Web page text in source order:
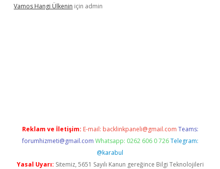
Vamos Hangi Ülkenin için admin
Reklam ve İletişim: E-mail: backlinkpaneli@gmail.com Teams:
forumhizmeti@gmail.com Whatsapp: 0262 606 0 726 Telegram:
@karabul
Yasal Uyarı: Sitemiz, 5651 Sayılı Kanun gereğince Bilgi Teknolojileri